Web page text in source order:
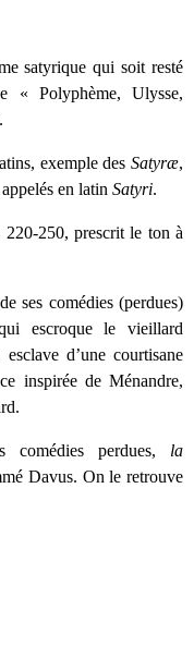
satyrique qui soit resté
« Polyphème, Ulysse,
exemple des Satyræ,
appelés en latinSatyri.
220-250, prescrit le ton à
ses comédies (perdues)
escroque le vieillard
d’une courtisane
inspirée de Ménandre,
perdues, la
Davus. On le retrouve